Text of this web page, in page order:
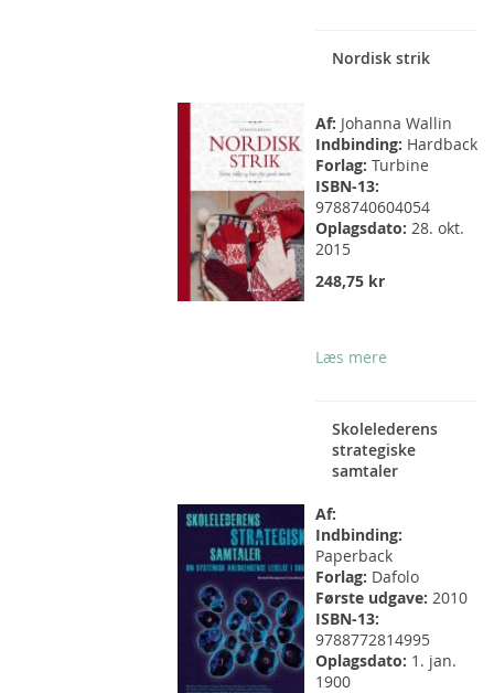
Nordisk strik
Af: Johanna Wallin
Indbinding: Hardback
Forlag: Turbine
ISBN-13:
9788740604054
Oplagsdato: 28. okt.
2015
248,75 kr
Læs mere
Skolelederens
strategiske
samtaler
Af:
Indbinding:
Paperback
Forlag: Dafolo
Første udgave: 2010
ISBN-13:
9788772814995
Oplagsdato: 1. jan.
1900